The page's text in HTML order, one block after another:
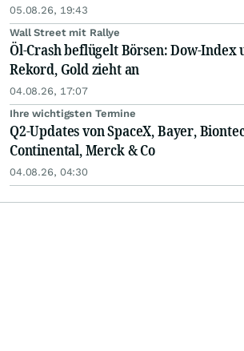
05.08.26, 19:43
Wall Street mit Rallye
Öl-Crash beflügelt Börsen: Dow-Index
Rekord, Gold zieht an
04.08.26, 17:07
Ihre wichtigsten Termine
Q2-Updates von SpaceX, Bayer,
Continental, Merck & Co
04.08.26, 04:30